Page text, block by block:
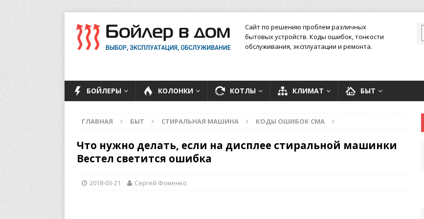
Сайт по решению проблем различных
бытовых устройств. Коды ошибок, тонкости
обслуживания, эксплуатации и ремонта.
БОЙЛЕРЫ КОЛОНКИ КОТЛЫ КЛИМАТ БЫТ
ГЛАВНАЯ БЫТ СТИРАЛЬНАЯ МАШИНА КОДЫ ОШИБОК СМА
Что нужно делать, если на дисплее стиральной машинки
Вестел светится ошибка
2018-03-21 Сергей Фоменко